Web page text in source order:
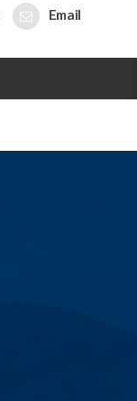
Email